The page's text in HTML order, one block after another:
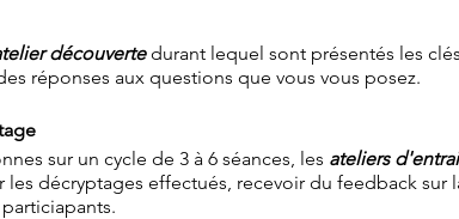
découvertedurant lequel sont présentés les
réponses aux questions que vous vous posez.
sur un cycle de 3 à 6 séances, les ateliers
décryptages effectués, recevoir du feedback sur